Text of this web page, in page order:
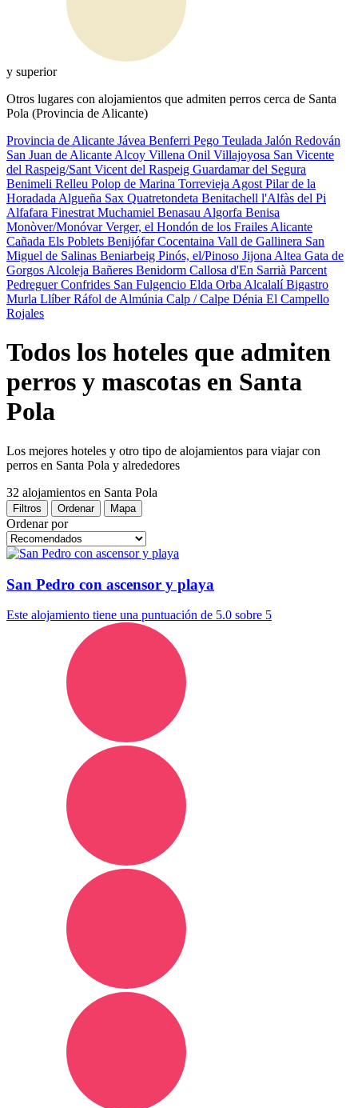
y superior
Otros lugares con alojamientos que admiten perros cerca de Santa
Pola (Provincia de Alicante)
Provincia de Alicante Jávea Benferri Pego Teulada Jalón Redován
San Juan de Alicante Alcoy Villena Onil Villajoyosa San Vicente
del Raspeig/Sant Vicent del Raspeig Guardamar del Segura
Benimeli Relleu Polop de Marina Torrevieja Agost Pilar de la
Horadada Algueña Sax Quatretondeta Benitachell l'Alfàs del Pi
Alfafara Finestrat Muchamiel Benasau Algorfa Benisa
Monòver/MonóvarVerger, el Hondón de los Frailes Alicante
Cañada Els Poblets BenijófarCocentaina Vall de Gallinera San
Miguel de Salinas Beniarbeig Pinós, el/Pinoso Jijona Altea Gata de
Gorgos Alcoleja Bañeres Benidorm Callosa d'En Sarrià Parcent
PedreguerConfrides San Fulgencio Elda Orba AlcalalíBigastro
Murla LlíberRáfol de Almúnia Calp / Calpe Dénia El Campello
Rojales
Todos los hoteles que admiten
perros y mascotas en Santa
Pola
Los mejores hoteles y otro tipo de alojamientos para viajar con
perros en Santa Pola y alrededores
32 alojamientos en Santa Pola
Filtros Ordenar Mapa
Ordenar por
San Pedro con ascensor y playa
Este alojamiento tiene una puntuación de 5.0 sobre 5